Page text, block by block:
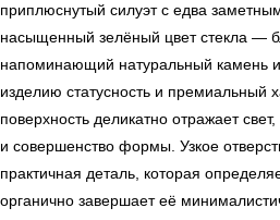
приплюснутый силуэт с едва
насыщенный зелёный цвет стекла —
напоминающий натуральный камень
изделию статусность и премиальный
поверхность деликатно отражает
и совершенство формы. Узкое
практичная деталь, которая
органично завершает её